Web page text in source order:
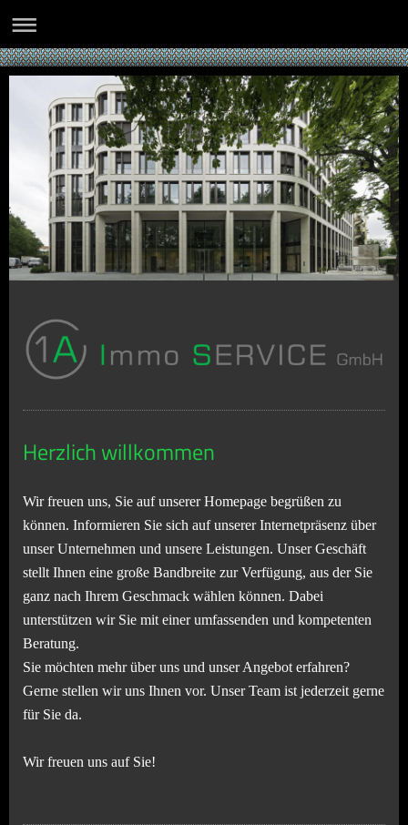
Herzlich willkommen
Wir freuen uns, Sie auf unserer Homepage begrüßen zu
können. Informieren Sie sich auf unserer Internetpräsenz über
unser Unternehmen und unsere Leistungen. Unser Geschäft
stellt Ihnen eine große Bandbreite zur Verfügung, aus der Sie
ganz nach Ihrem Geschmack wählen können. Dabei
unterstützen wir Sie mit einer umfassenden und kompetenten
Beratung.
Sie möchten mehr über uns und unser Angebot erfahren?
Gerne stellen wir uns Ihnen vor. Unser Team ist jederzeit gerne
für Sie da.
Wir freuen uns auf Sie!